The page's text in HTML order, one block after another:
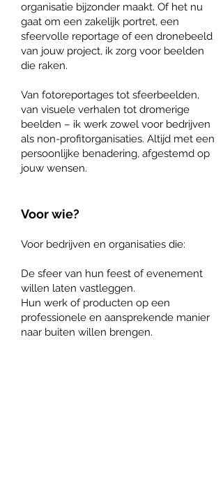
organisatie bijzonder maakt. Of het nu
gaat om een zakelijk portret, een
sfeervolle reportage of een dronebeeld
van jouw project, ik zorg voor beelden
die raken.
Van fotoreportages tot sfeerbeelden,
van visuele verhalen tot dromerige
beelden – ik werk zowel voor bedrijven
als non-profitorganisaties. Altijd met een
persoonlijke benadering, afgestemd op
jouw wensen.
Voor wie?
Voor bedrijven en organisaties die:
De sfeer van hun feest of evenement
willen laten vastleggen.
Hun werk of producten op een
professionele en aansprekende manier
naar buiten willen brengen.